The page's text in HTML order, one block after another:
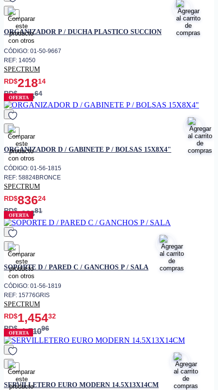
favorito
ORGANIZADOR P / DUCHA PLASTICO SUCCION
CÓDIGO: 01-50-9667
REF: 14050
SPECTRUM
RD$21814
RD$25664
OFERTA
favorito
ORGANIZADOR D / GABINETE P / BOLSAS 15X8X4"
CÓDIGO: 01-56-1815
REF: 58824BRONCE
SPECTRUM
RD$83624
RD$98381
OFERTA
favorito
SOPORTE D / PARED C / GANCHOS P / SALA
CÓDIGO: 01-56-1819
REF: 15776GRIS
SPECTRUM
RD$1,45432
RD$1,71096
OFERTA
favorito
SERVILLETERO EURO MODERN 14.5X13X14CM